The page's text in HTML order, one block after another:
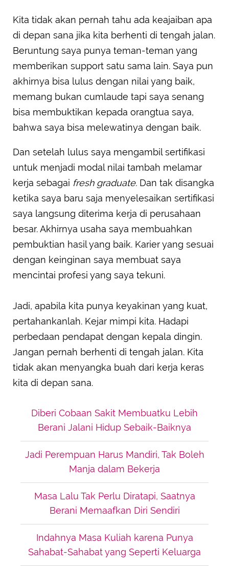
Kita tidak akan pernah tahu ada keajaiban apa
di depan sana jika kita berhenti di tengah jalan.
Beruntung saya punya teman-teman yang
memberikan support satu sama lain. Saya pun
akhirnya bisa lulus dengan nilai yang baik,
memang bukan cumlaude tapi saya senang
bisa membuktikan kepada orangtua saya,
bahwa saya bisa melewatinya dengan baik.
Dan setelah lulus saya mengambil sertifikasi
untuk menjadi modal nilai tambah melamar
kerja sebagai fresh graduate. Dan tak disangka
ketika saya baru saja menyelesaikan sertifikasi
saya langsung diterima kerja di perusahaan
besar. Akhirnya usaha saya membuahkan
pembuktian hasil yang baik. Karier yang sesuai
dengan keinginan saya membuat saya
mencintai profesi yang saya tekuni.
Jadi, apabila kita punya keyakinan yang kuat,
pertahankanlah. Kejar mimpi kita. Hadapi
perbedaan pendapat dengan kepala dingin.
Jangan pernah berhenti di tengah jalan. Kita
tidak akan menyangka buah dari kerja keras
kita di depan sana.
Diberi Cobaan Sakit Membuatku Lebih
Berani Jalani Hidup Sebaik-Baiknya
Jadi Perempuan Harus Mandiri, Tak Boleh
Manja dalam Bekerja
Masa Lalu Tak Perlu Diratapi, Saatnya
Berani Memaafkan Diri Sendiri
Indahnya Masa Kuliah karena Punya
Sahabat-Sahabat yang Seperti Keluarga